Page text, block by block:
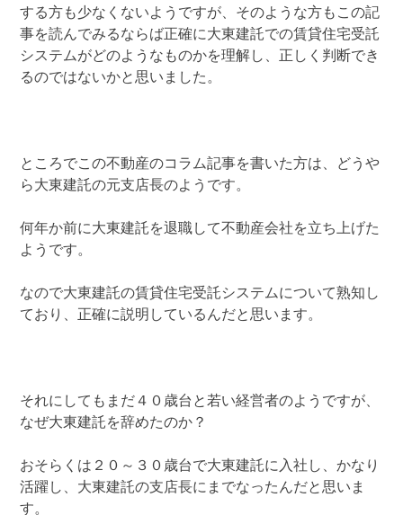
する方も少なくないようですが、そのような方もこの記
事を読んでみるならば正確に大東建託での賃貸住宅受託
システムがどのようなものかを理解し、正しく判断でき
るのではないかと思いました。
ところでこの不動産のコラム記事を書いた方は、どうや
ら大東建託の元支店長のようです。
何年か前に大東建託を退職して不動産会社を立ち上げた
ようです。
なので大東建託の賃貸住宅受託システムについて熟知し
ており、正確に説明しているんだと思います。
それにしてもまだ４０歳台と若い経営者のようですが、
なぜ大東建託を辞めたのか？
おそらくは２０～３０歳台で大東建託に入社し、かなり
活躍し、大東建託の支店長にまでなったんだと思いま
す。